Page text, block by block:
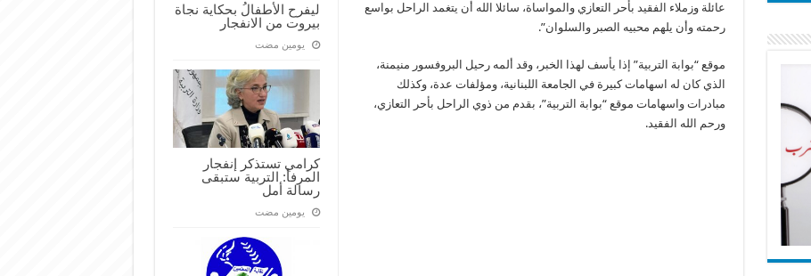
ليفرح الأطفالُ بحكاية نجاة
بيروت من الانفجار
‏يومين مضت
كرامي تستذكر إنفجار
المرفأ: التربية ستبقى
رسالة أمل
‏يومين مضت
عائلة وزملاء الفقيد بأحر التعازي والمواساة، سائلا الله أن يتغمد الراحل بواسع
رحمته وأن يلهم محبيه الصبر والسلوان”.
موقع “بوابة التربية” إذا يأسف لهذا الخبر، وقد ألمه رحيل البروفسور منيمنة،
الذي كان له اسهامات كبيرة في الجامعة اللبنانية، ومؤلفات عدة، وكذلك
مبادرات واسهامات موقع “بوابة التربية”، بقدم من ذوي الراحل بأحر التعازي،
ورحم الله الفقيد.